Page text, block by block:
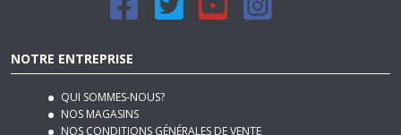
NOTRE ENTREPRISE
QUI SOMMES-NOUS?
NOS MAGASINS
NOS CONDITIONS GÉNÉRALES DE VENTE
NOS MODES DE LIVRAISON
REJOIGNEZ-NOUS